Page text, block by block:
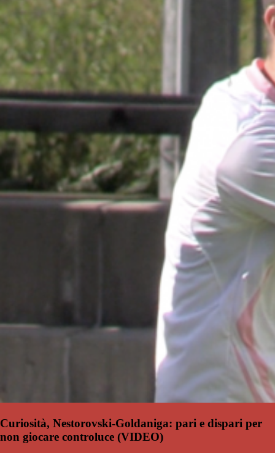
Curiosità, Nestorovski-Goldaniga: pari e dispari per
non giocare controluce (VIDEO)